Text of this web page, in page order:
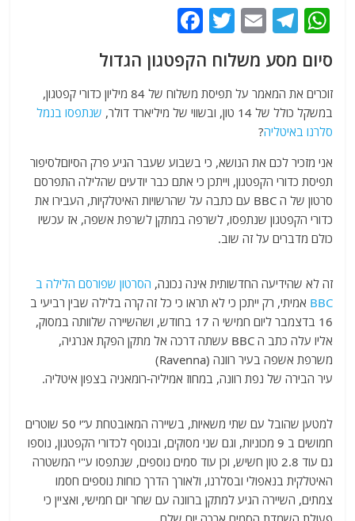
W
at
s
A
p
p
T
e
g
ra
m
E
m
ai
l
T
itt
er
c
e
b
o
k
סיום מסע משלוח הקפטגון הגדול
זוכרים את המאמר על תפיסת משלוח של 84 מיליון כדורי קפטגון,
במשקל כולל של 14 טון, ובשווי של מיליארד דולר,
שנתפסו בנמל
סלרנו באיטליה?
אני מזכיר לכם את הנושא, כי בשבוע שעבר הגיע פרק הסיוםלסיפור
תפיסת כדורי הקפטגון, וייתכן כי אתם כבר יודעים שהלילה התפרסם
סרטון של ה BBC עם כתבה על שהרשויות האיטלקיות, העבירו את
כדורי הקפטגון שנתפסו, לשרפה במתקן לשרפת אשפה, אז עכשיו
כולם מדברים על זה שוב.
זה לא שהידיעה החדשותית אינה נכונה, הסרטון שפורסם הלילה ב
BBC אמיתי, רק ייתכן כי לא תראו כי כל זה קרה בלילה שבין רביעי ב
16 בדצמבר ליום חמישי ה 17 בחודש, ושהשיירה שלוותה במסוק,
אליו עלה כתב ה BBC עשתה דרכה אל מתקן הפקת אנרגיה,
משרפת אשפה בעיר רוונה (Ravenna)
עיר הבירה של נפת רוונה, במחוז אמיליה-רומאניה בצפון איטליה.
למטען שהובל עם שתי משאיות, בשיירה המאובטחת ע”י 50 שוטרים
חמושים ב 9 מכוניות, וגם שני מסוקים, ובנוסף לכדורי הקפטגון, נוספו
גם עוד 2.8 טון חשיש, וכן עוד סמים נוספים, שנתפסו ע"י המשטרה
האיטלקית בנאפולי ובסלרנו, ולאורך הדרך כוחות נוספים חסמו
צמתים, השיירה הגיע למתקן ברוונה עם שחר יום חמישי, ואציין כי